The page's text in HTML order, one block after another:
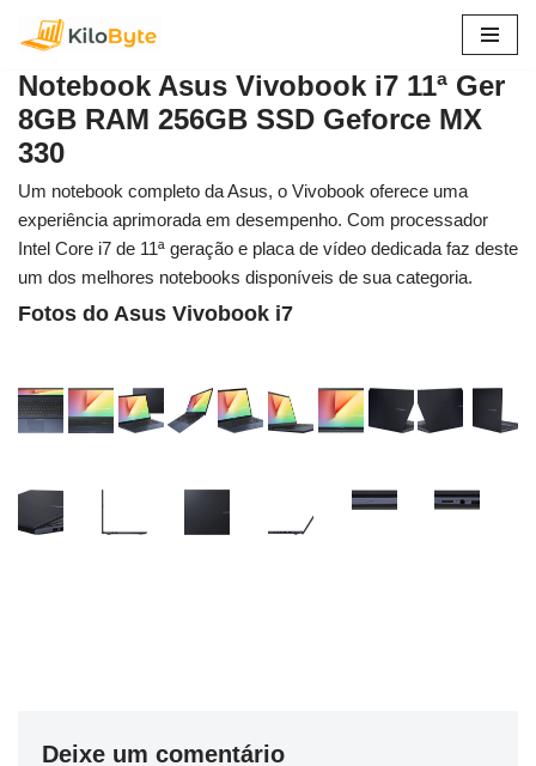
para
o
conteúdo
Notebook Asus Vivobook i7 11ª Ger
8GB RAM 256GB SSD Geforce MX
330
Um notebook completo da Asus, o Vivobook oferece uma
experiência aprimorada em desempenho. Com processador
Intel Core i7 de 11ª geração e placa de vídeo dedicada faz deste
um dos melhores notebooks disponíveis de sua categoria.
Fotos do Asus Vivobook i7
Deixe um comentário